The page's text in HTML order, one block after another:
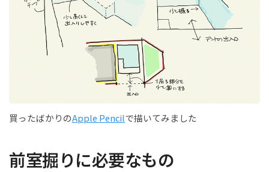
買ったばかりのApple Pencilで描いてみました
前室掘りに必要なもの